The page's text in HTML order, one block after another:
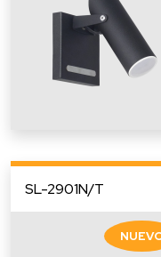
SL-2901N/T